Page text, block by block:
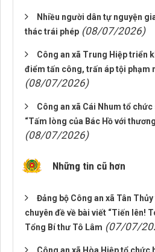
Nhiều người dân tự nguyện
thác trái phép (08/07/2026)
Công an xã Trung Hiệp triển
điểm tấn công, trấn áp tội phạm
(08/07/2026)
Công an xã Cái Nhum tổ
“Tấm lòng của Bác Hồ với
(08/07/2026)
Những tin cũ hơn
Đảng bộ Công an xã Tân
chuyên đề về bài viết “Tiến lên!
Tổng Bí thư Tô Lâm (07/07/